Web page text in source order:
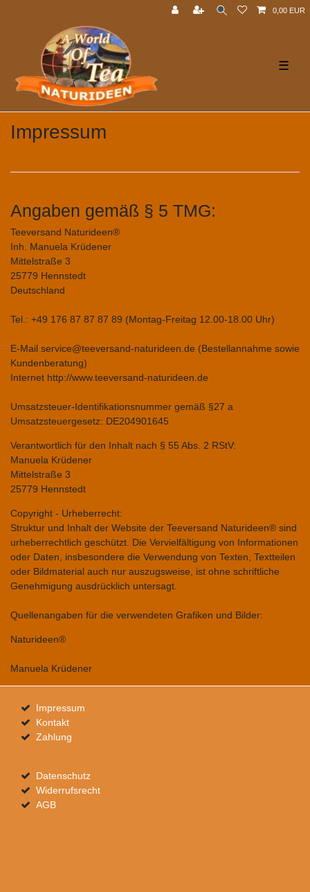
0,00 EUR
☰
Impressum
Angaben gemäß § 5 TMG:
Teeversand Naturideen®
Inh. Manuela Krüdener
Mittelstraße 3
25779 Hennstedt
Deutschland
Tel.: +49 176 87 87 87 89 (Montag-Freitag 12.00-18.00 Uhr)
E-Mail service@teeversand-naturideen.de (Bestellannahme sowie
Kundenberatung)
Internet http://www.teeversand-naturideen.de
Umsatzsteuer-Identifikationsnummer gemäß §27 a
Umsatzsteuergesetz: DE204901645
Verantwortlich für den Inhalt nach § 55 Abs. 2 RStV:
Manuela Krüdener
Mittelstraße 3
25779 Hennstedt
Copyright - Urheberrecht:
Struktur und Inhalt der Website der Teeversand Naturideen® sind
urheberrechtlich geschützt. Die Vervielfältigung von Informationen
oder Daten, insbesondere die Verwendung von Texten, Textteilen
oder Bildmaterial auch nur auszugsweise, ist ohne schriftliche
Genehmigung ausdrücklich untersagt.
Quellenangaben für die verwendeten Grafiken und Bilder:
Naturideen®
Manuela Krüdener
Impressum
Kontakt
Zahlung
Datenschutz
Widerrufsrecht
AGB